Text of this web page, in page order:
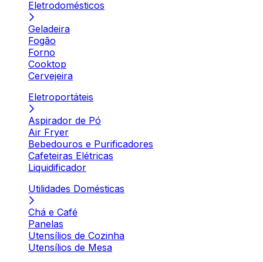
Eletrodomésticos
Geladeira
Fogão
Forno
Cooktop
Cervejeira
Eletroportáteis
Aspirador de Pó
Air Fryer
Bebedouros e Purificadores
Cafeteiras Elétricas
Liquidificador
Utilidades Domésticas
Chá e Café
Panelas
Utensílios de Cozinha
Utensílios de Mesa